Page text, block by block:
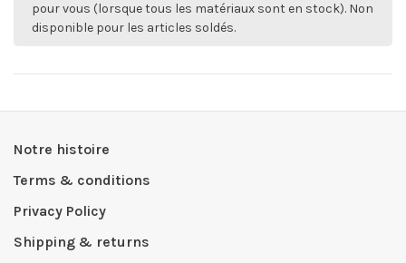
pour vous (lorsque tous les matériaux sont en stock). Non
disponible pour les articles soldés.
Notre histoire
Terms & conditions
Privacy Policy
Shipping & returns